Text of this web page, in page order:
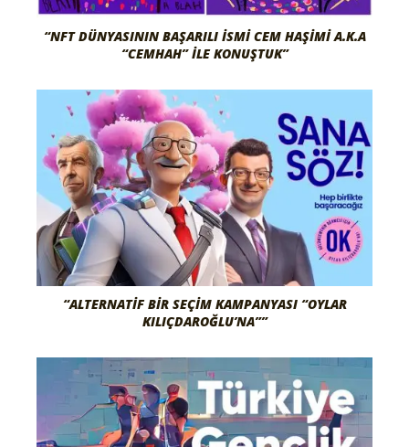
“NFT DÜNYASININ BAŞARILI İSMI CEM HAŞIMI A.K.A
“CEMHAH” İLE KONUŞTUK”
“ALTERNATIF BIR SEÇIM KAMPANYASI “OYLAR
KILIÇDAROĞLU’NA””